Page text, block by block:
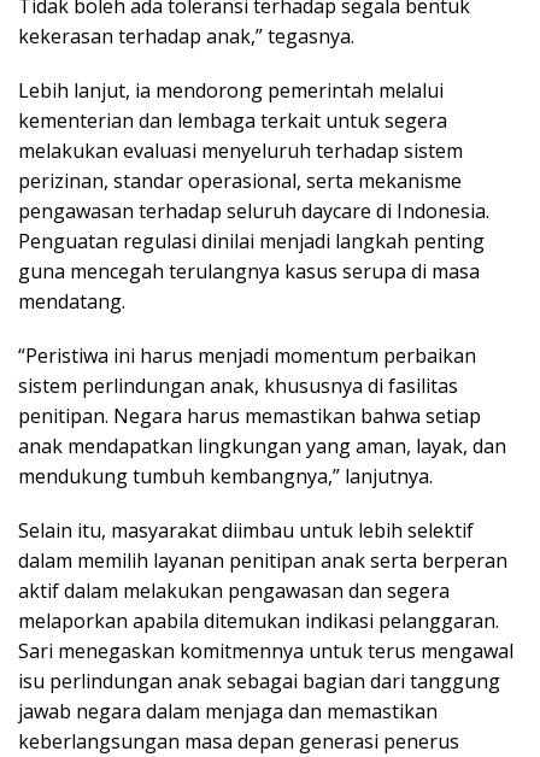
Tidak boleh ada toleransi terhadap segala bentuk
kekerasan terhadap anak,” tegasnya.
Lebih lanjut, ia mendorong pemerintah melalui
kementerian dan lembaga terkait untuk segera
melakukan evaluasi menyeluruh terhadap sistem
perizinan, standar operasional, serta mekanisme
pengawasan terhadap seluruh daycare di Indonesia.
Penguatan regulasi dinilai menjadi langkah penting
guna mencegah terulangnya kasus serupa di masa
mendatang.
“Peristiwa ini harus menjadi momentum perbaikan
sistem perlindungan anak, khususnya di fasilitas
penitipan. Negara harus memastikan bahwa setiap
anak mendapatkan lingkungan yang aman, layak, dan
mendukung tumbuh kembangnya,” lanjutnya.
Selain itu, masyarakat diimbau untuk lebih selektif
dalam memilih layanan penitipan anak serta berperan
aktif dalam melakukan pengawasan dan segera
melaporkan apabila ditemukan indikasi pelanggaran.
Sari menegaskan komitmennya untuk terus mengawal
isu perlindungan anak sebagai bagian dari tanggung
jawab negara dalam menjaga dan memastikan
keberlangsungan masa depan generasi penerus